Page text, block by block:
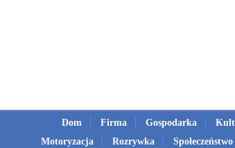
Dom Firma Gospodarka
Motoryzacja
Rozrywka Społeczeństwo